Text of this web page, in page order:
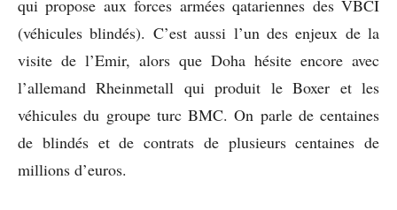
qui propose aux forces armées qatariennes des VBCI
(véhicules blindés). C’est aussi l’un des enjeux de la
visite de l’Emir, alors que Doha hésite encore avec
l’allemand Rheinmetall qui produit le Boxer et les
véhicules du groupe turc BMC. On parle de centaines
de blindés et de contrats de plusieurs centaines de
millions d’euros.